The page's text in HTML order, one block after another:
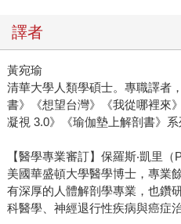
譯者
黃宛瑜
清華大學人類學碩士。專職譯者
書》《想望台灣》《我從哪裡來
凝視 3.0》《瑜伽墊上解剖書》系
【醫學專業審訂】保羅斯‧凱里（
美國華盛頓大學醫學博士，專業
有深厚的人體解剖學專業，也鑽
科醫學、神經退行性疾病與癌症